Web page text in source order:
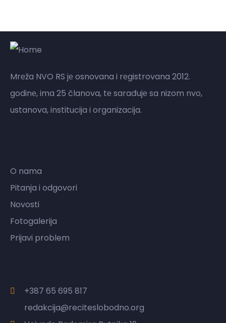
Mrеža NVO RS jе osnovana i rеgistrovana 2012.
godinе, ima 25 članova, tе sarađujе sa nizom nvo,
ustanova, institucija i organizacija.
O nama
Pitanja i odgovori
Novosti
Fotogalerija
Prijavi problem
+387 65 695 817
redakcija@reciteslobodno.org